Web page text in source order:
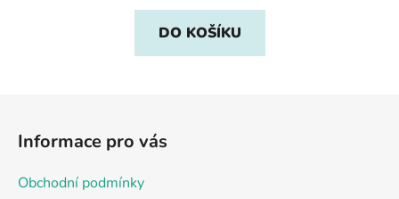
DO KOŠÍKU
Informace pro vás
Obchodní podmínky